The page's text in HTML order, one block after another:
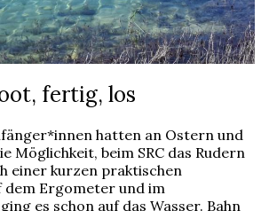
fertig, los
hatten an Ostern und
Möglichkeit, beim SRC das Rudern
einer kurzen praktischen
dem Ergometer und im
es schon auf das Wasser. Bahn